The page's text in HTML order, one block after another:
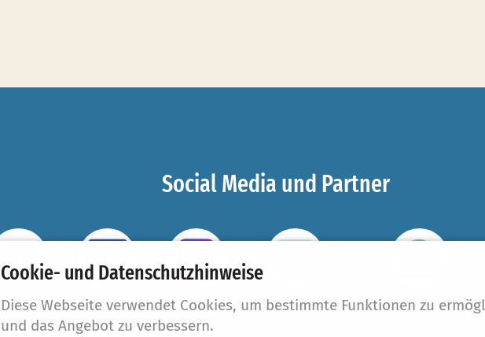
Social Media und Partner
YouTube Facebook Instagram Taufbegleiter #beziehungsweise
Cookie- und Datenschutzhinweise
Diese Webseite verwendet Cookies, um bestimmte Funktionen zu
und das Angebot zu verbessern.